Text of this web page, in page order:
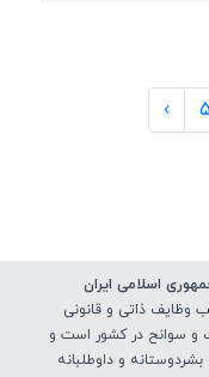
۵ ›
اسلامی ایران
وظایف ذاتی و قانونی
و سوانح در کشور است و
و داوطلبانه